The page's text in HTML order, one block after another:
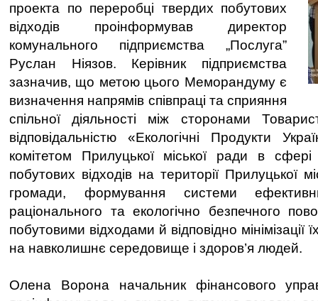
проекта по переробці твердих побутових
відходів проінформував директор
комунального підприємства „Послуга”
Руслан Ніязов. Керівник підприємства
зазначив, що метою цього Меморандуму є
визначення напрямів співпраці та сприяння
спільної діяльності між сторонами
відповідальністю «Екологічні Продукти
комітетом Прилуцької міської ради в
побутових відходів на території Прилуцької
громади, формування системи
раціонального та екологічно безпечного
побутовими відходами й відповідно мінімізації
на навколишнє середовище і здоров’я людей.
Олена Ворона начальник фінансового